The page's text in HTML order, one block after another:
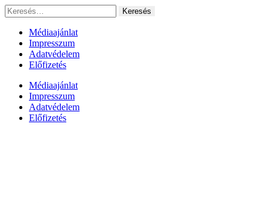
Ugrás
a
tartalomhoz
Keresés:
Médiaajánlat
Impresszum
Adatvédelem
Előfizetés
Médiaajánlat
Impresszum
Adatvédelem
Előfizetés